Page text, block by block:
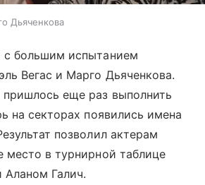
Дьяченкова
с большим испытанием
Вегас и Марго Дьяченкова.
еще раз выполнить
на секторах появились имена
позволил актерам
место в турнирной таблице
Галич.